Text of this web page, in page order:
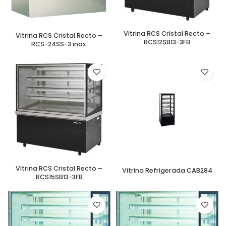
Vitrina RCS Cristal Recto –
RCS-24SS-3 inox.
Vitrina RCS Cristal Recto –
RCS12SB13-3FB
Vitrina RCS Cristal Recto –
RCS15SB13-3FB
Vitrina Refrigerada CAB284